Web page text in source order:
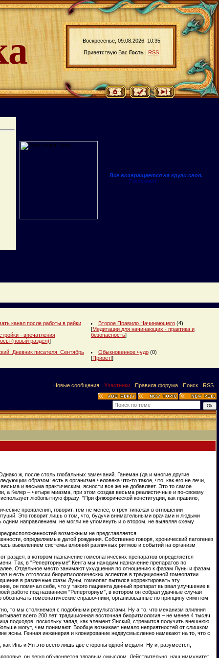
Воскресенье, 09.08.2026, 10:35
Приветствую Вас Гость | RSS
Все возвращается на круги своя.
Екклезиаст
канал после работы в рейки
- впечатления,
(новый раздел)]
Второе Правило Начинающего (4)
[Медитации для начинающих - практика и
безопасность]
Дневник писателя. Сентябрь Обыкновенное чудо (0)
[Привет!]
[ Новые сообщения · Участники · Правила форума · Поиск · RSS ]
ж, после столь глобальных замечаний, Ганеман (да и многие другие
образом: есть в организме человека что-то такое, что, как его не лечи,
и весьма практическим, ясности все же не добавляет. Это то самое
а Келер – четыре миазма, при этом создав весьма реалистичные и по-своему
любопытную фразу: "При флюорической конституции, как правило,
проявления, говорит, тем не менее, о трех типажах в отношении
Это говорит лишь о том, что, будучи внимательными врачами и людьми
одним направлением, не могли не упомянуть и о втором, не выявляя схему
возможным не представляется.
определяемые датой рождения. Собственно говоря, хронический патогенез
выявлением системы влияний различных ритмов и событий на организм
раздел, в котором назначение гомеопатических препаратов определяется
Так, в "Реперториуме" Кента мы находим назначение препаратов по
Отдельное место занимают ухудшения по отношению к фазам Луны и фазам
есть отголоски биоритмологических аспектов в традиционной гомеопатии.
в различные фазы Луны, гомеопат пытался корректировать эту
он помечал себе, что у такого пациента данный препарат вызвал улучшение в
работе под названием "Реперториум", в котором он собрал удачные случаи
гомеопатические справочники, организованные по принципу симптом –
то мы столкнемся с подобными результатами. Ну а то, что механизм влияния
всего 200 лет, традиционная восточная биоритмология – не менее 4 тысяч.
подходов, поскольку запад, как элемент Янский, стремится получить внешнюю
могут, чем понимают. Вообще возникает немало неприятностей от слишком
ясны. Генная инженерия и клонирование недвусмысленно намекают на то, что с
Инь и Ян это всего лишь две стороны одной медали. Ну и, разумеется,
он легко объясняется здравым смыслом. Действительно, наш иммунитет